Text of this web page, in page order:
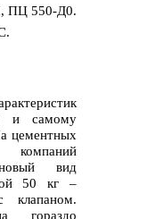
ПЦ 550-Д0.
и самому
цементных
вид
50 кг –
клапаном.
гораздо